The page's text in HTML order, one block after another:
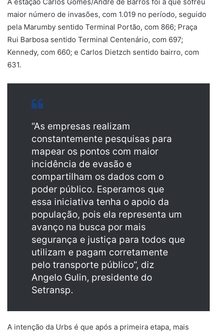
maior número de invasões, com 1.019 no período, seguido
pela Marumby sentido Terminal Portão, com 866; Praça
Rui Barbosa sentido Terminal Centenário, com 697;
Kennedy, com 660; e Carlos Dietzch sentido bairro, com
631.
“As empresas realizam
constantemente pesquisas para
mapear os pontos com maior
incidência de evasão e
compartilham os dados com o
poder público. Esperamos que
essa iniciativa tenha o apoio da
população, pois ela representa um
avanço na busca por mais
segurança e justiça para todos que
utilizam e pagam corretamente
pelo transporte público”, diz
Angelo Gulin, presidente do
Setransp.
A intenção da Urbs é que após a primeira etapa, mais